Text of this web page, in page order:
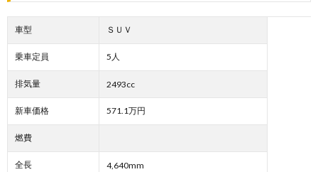
車型 ＳＵＶ
乗車定員 5人
排気量 2493cc
新車価格 571.1万円
燃費
全長 4,640mm